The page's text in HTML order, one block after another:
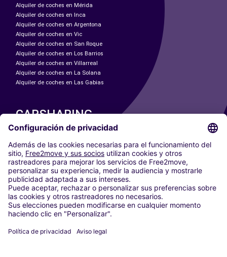
Alquiler de coches en Mérida
Alquiler de coches en Inca
Alquiler de coches en Argentona
Alquiler de coches en Vic
Alquiler de coches en San Roque
Alquiler de coches en Los Barrios
Alquiler de coches en Villarreal
Alquiler de coches en La Solana
Alquiler de coches en Las Gabias
CARSHARING
NUESTRAS CIUDADES
Paris
Madrid
Washington DC
Milán
Roma
Turín
Viena
Berlín
Düsseldorf